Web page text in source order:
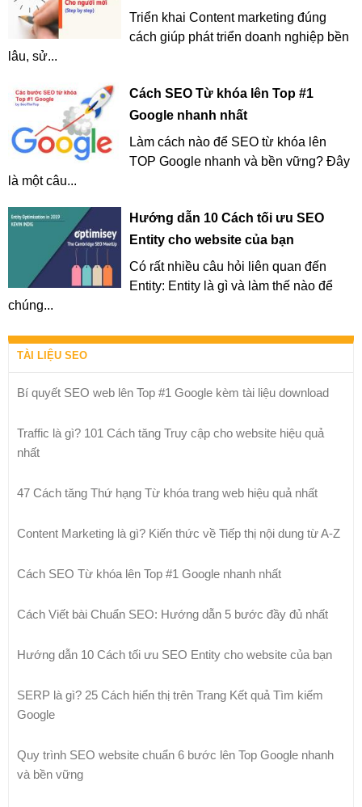
Triển khai Content marketing đúng
cách giúp phát triển doanh nghiệp bền
lâu, sử...
Cách SEO Từ khóa lên Top #1
Google nhanh nhất
Làm cách nào để SEO từ khóa lên
TOP Google nhanh và bền vững? Đây
là một câu...
Hướng dẫn 10 Cách tối ưu SEO
Entity cho website của bạn
Có rất nhiều câu hỏi liên quan đến
Entity: Entity là gì và làm thế nào để
chúng...
TÀI LIỆU SEO
Bí quyết SEO web lên Top #1 Google kèm tài liệu download
Traffic là gì? 101 Cách tăng Truy cập cho website hiệu quả
nhất
47 Cách tăng Thứ hạng Từ khóa trang web hiệu quả nhất
Content Marketing là gì? Kiến thức về Tiếp thị nội dung từ A-Z
Cách SEO Từ khóa lên Top #1 Google nhanh nhất
Cách Viết bài Chuẩn SEO: Hướng dẫn 5 bước đầy đủ nhất
Hướng dẫn 10 Cách tối ưu SEO Entity cho website của bạn
SERP là gì? 25 Cách hiển thị trên Trang Kết quả Tìm kiếm
Google
Quy trình SEO website chuẩn 6 bước lên Top Google nhanh
và bền vững